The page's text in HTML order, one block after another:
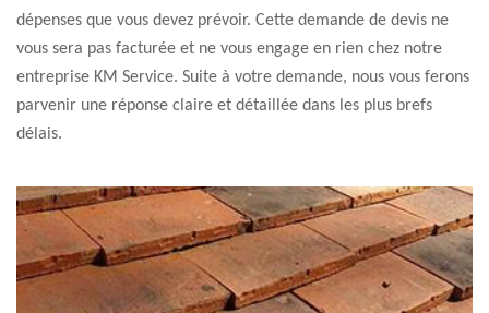
dépenses que vous devez prévoir. Cette demande de devis ne
vous sera pas facturée et ne vous engage en rien chez notre
entreprise KM Service. Suite à votre demande, nous vous ferons
parvenir une réponse claire et détaillée dans les plus brefs
délais.